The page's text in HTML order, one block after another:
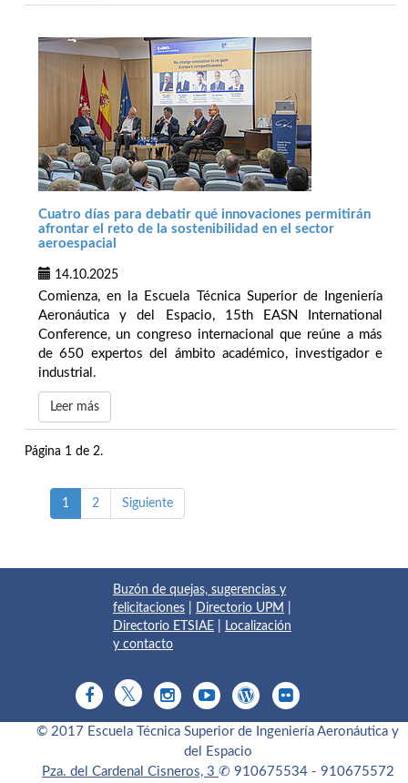
Cuatro días para debatir qué innovaciones permitirán
afrontar el reto de la sostenibilidad en el sector
aeroespacial
14.10.2025
Comienza, en la Escuela Técnica Superior de Ingeniería
Aeronáutica y del Espacio, 15th EASN International
Conference, un congreso internacional que reúne a más
de 650 expertos del ámbito académico, investigador e
industrial.
Leer más
Página 1 de 2.
1 2 Siguiente
Buzón de quejas, sugerencias y
felicitaciones
Directorio UPM
Directorio ETSIAE
Localización
y contacto
© 2017 Escuela Técnica Superior de Ingeniería Aeronáutica y
del Espacio
Pza. del Cardenal Cisneros, 3 ✆ 910675534 - 910675572